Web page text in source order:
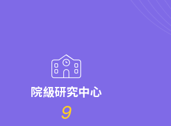
院級研究中心
9